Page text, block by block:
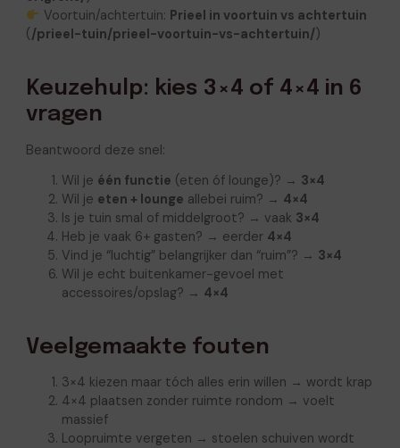
Voortuin/achtertuin: Prieel in voortuin vs achtertuin
(/prieel-tuin/prieel-voortuin-vs-achtertuin/)
Keuzehulp: kies 3×4 of 4×4 in 6
vragen
Beantwoord deze snel:
Wil je één functie (eten óf lounge)? → 3×4
Wil je eten + lounge allebei ruim? → 4×4
Is je tuin smal of middelgroot? → vaak 3×4
Heb je vaak 6+ gasten? → eerder 4×4
Vind je “luchtig” belangrijker dan “ruim”? → 3×4
Wil je echt buitenkamer-gevoel met
accessoires/opslag? → 4×4
Veelgemaakte fouten
3×4 kiezen maar tóch alles erin willen → wordt krap
4×4 plaatsen zonder ruimte rondom → voelt
massief
Loopruimte vergeten → stoelen schuiven wordt